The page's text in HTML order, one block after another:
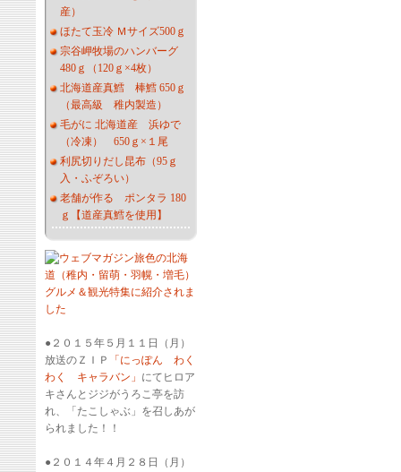
産）
ほたて玉冷 Ｍサイズ500ｇ
宗谷岬牧場のハンバーグ
480ｇ（120ｇ×4枚）
北海道産真鱈 棒鱈 650ｇ
（最高級 稚内製造）
毛がに 北海道産 浜ゆで
（冷凍） 650ｇ×１尾
利尻切りだし昆布（95ｇ
入・ふぞろい）
老舗が作る ポンタラ 180
ｇ【道産真鱈を使用】
●２０１５年５月１１日（月）
放送のＺＩＰ
「にっぽん わく
わく キャラバン」 にてヒロア
キさんとジジがうろこ亭を訪
れ、「たこしゃぶ」を召しあが
られました！！
●２０１４年４月２８日（月）